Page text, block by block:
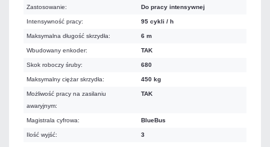
Zastosowanie: Do pracy intensywnej
Intensywność pracy: 95 cykli / h
Maksymalna długość skrzydła: 6 m
Wbudowany enkoder: TAK
Skok roboczy śruby: 680
Maksymalny ciężar skrzydła: 450 kg
Możliwość pracy na zasilaniu
awaryjnym:
TAK
Magistrala cyfrowa: BlueBus
Ilość wyjść: 3